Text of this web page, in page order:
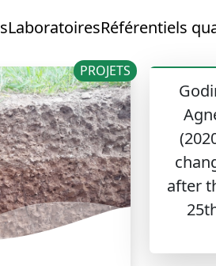
LaboratoiresRéférentiels
PROJETS
after